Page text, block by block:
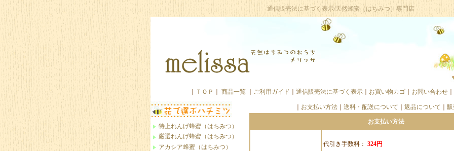
通信販売法に基づく表示/天然蜂蜜（はちみつ）専門店
ＴＯＰ 商品一覧 ご利用ガイド 通信販売法に基づく表示 お買い物カゴ お問い合わせ
特上れんげ蜂蜜（はちみつ）
厳選れんげ蜂蜜（はちみつ）
アカシア蜂蜜（はちみつ）
お支払い方法 送料・配送について 返品について
お支払い方法
代引き手数料： 324円